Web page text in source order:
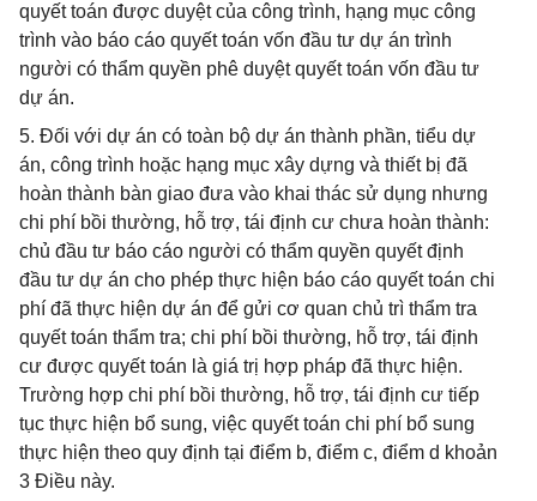
quyết toán được duyệt của công trình, hạng mục công
trình vào báo cáo quyết toán vốn đầu tư dự án trình
người có thẩm quyền phê duyệt quyết toán vốn đầu tư
dự án.
5. Đối với dự án có toàn bộ dự án thành phần, tiểu dự
án, công trình hoặc hạng mục xây dựng và thiết bị đã
hoàn thành bàn giao đưa vào khai thác sử dụng nhưng
chi phí bồi thường, hỗ trợ, tái định cư chưa hoàn thành:
chủ đầu tư báo cáo người có thẩm quyền quyết định
đầu tư dự án cho phép thực hiện báo cáo quyết toán chi
phí đã thực hiện dự án để gửi cơ quan chủ trì thẩm tra
quyết toán thẩm tra; chi phí bồi thường, hỗ trợ, tái định
cư được quyết toán là giá trị hợp pháp đã thực hiện.
Trường hợp chi phí bồi thường, hỗ trợ, tái định cư tiếp
tục thực hiện bổ sung, việc quyết toán chi phí bổ sung
thực hiện theo quy định tại điểm b, điểm c, điểm d khoản
3 Điều này.